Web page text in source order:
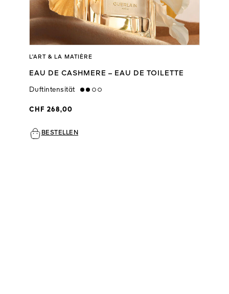
L’ART & LA MATIÈRE
EAU DE CASHMERE – EAU DE TOILETTE
Duftintensität medium
CHF 268,00
BESTELLEN